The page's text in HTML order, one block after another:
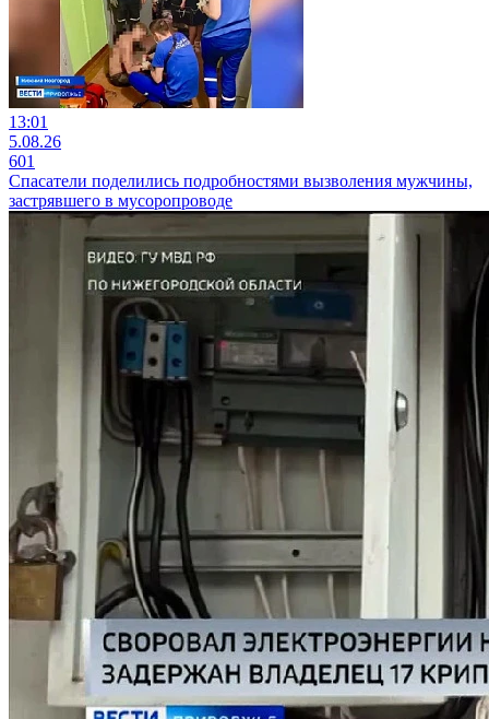
13:01
5.08.26
601
Спасатели поделились подробностями вызволения мужчины,
застрявшего в мусоропроводе